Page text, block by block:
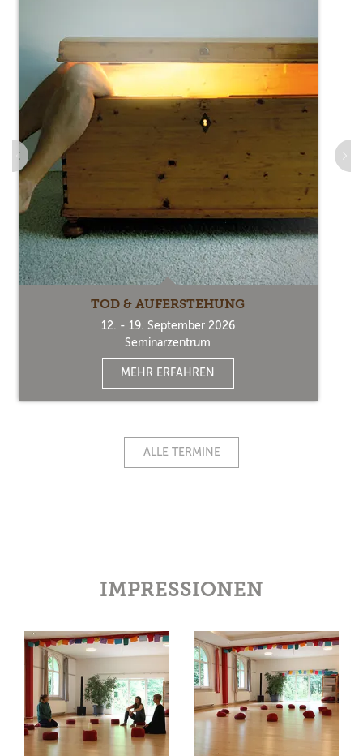
TOD & AUFERSTEHUNG
12. - 19. September 2026
Seminarzentrum
MEHR ERFAHREN
ALLE TERMINE
IMPRESSIONEN